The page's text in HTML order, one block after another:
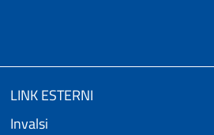
LINK ESTERNI
Invalsi